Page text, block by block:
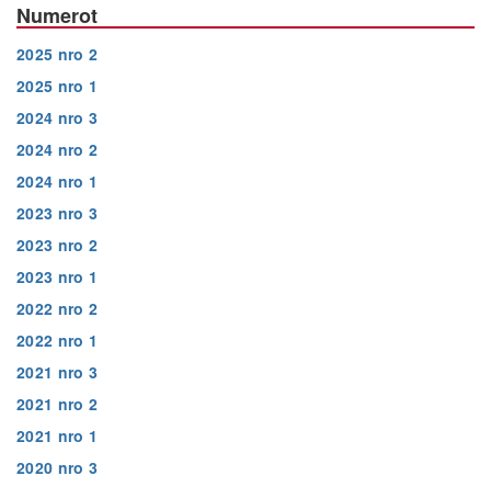
Numerot
2025 nro 2
2025 nro 1
2024 nro 3
2024 nro 2
2024 nro 1
2023 nro 3
2023 nro 2
2023 nro 1
2022 nro 2
2022 nro 1
2021 nro 3
2021 nro 2
2021 nro 1
2020 nro 3